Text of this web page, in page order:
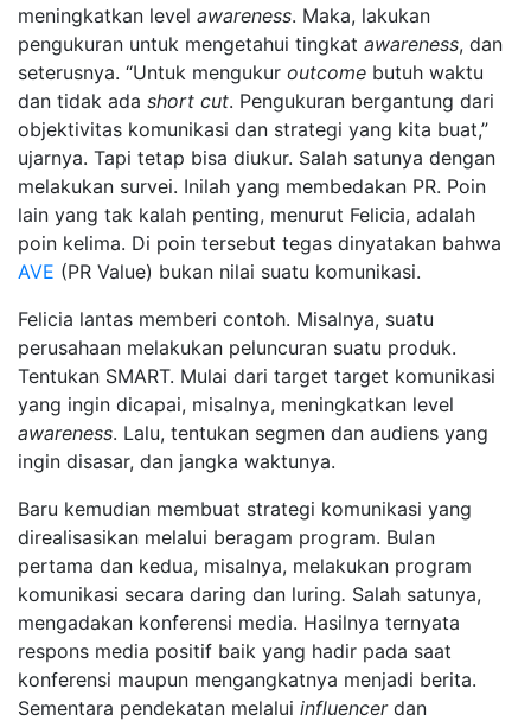
meningkatkan level awareness. Maka, lakukan
pengukuran untuk mengetahui tingkat awareness, dan
seterusnya. “Untuk mengukur outcome butuh waktu
dan tidak ada short cut. Pengukuran bergantung dari
objektivitas komunikasi dan strategi yang kita buat,”
ujarnya. Tapi tetap bisa diukur. Salah satunya dengan
melakukan survei. Inilah yang membedakan PR. Poin
lain yang tak kalah penting, menurut Felicia, adalah
poin kelima. Di poin tersebut tegas dinyatakan bahwa
AVE (PR Value) bukan nilai suatu komunikasi.
Felicia lantas memberi contoh. Misalnya, suatu
perusahaan melakukan peluncuran suatu produk.
Tentukan SMART. Mulai dari target target komunikasi
yang ingin dicapai, misalnya, meningkatkan level
awareness. Lalu, tentukan segmen dan audiens yang
ingin disasar, dan jangka waktunya.
Baru kemudian membuat strategi komunikasi yang
direalisasikan melalui beragam program. Bulan
pertama dan kedua, misalnya, melakukan program
komunikasi secara daring dan luring. Salah satunya,
mengadakan konferensi media. Hasilnya ternyata
respons media positif baik yang hadir pada saat
konferensi maupun mengangkatnya menjadi berita.
Sementara pendekatan melalui influencerdan